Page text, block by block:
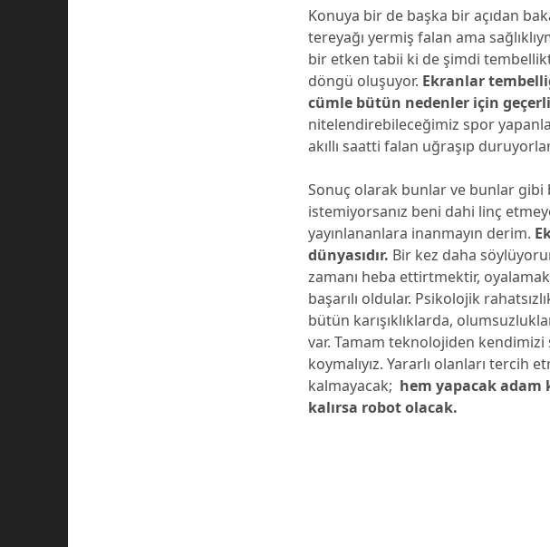
Konuya bir de başka bir açıdan
tereyağı yermiş falan ama
bir etken tabii ki de şimdi
döngü oluşuyor. Ekranlar
cümle bütün nedenler için
nitelendirebileceğimiz spor
akıllı saatti falan uğraşıp
Sonuç olarak bunlar ve bunlar gibi
istemiyorsanız beni dahi linç
yayınlananlara inanmayın derim.
dünyasıdır. Bir kez daha
zamanı heba ettirtmektir,
başarılı oldular. Psikolojik
bütün karışıklıklarda,
var. Tamam teknolojiden kendimizi
koymalıyız. Yararlı olanları tercih
kalmayacak; hem yapacak adam
kalırsa robot olacak.